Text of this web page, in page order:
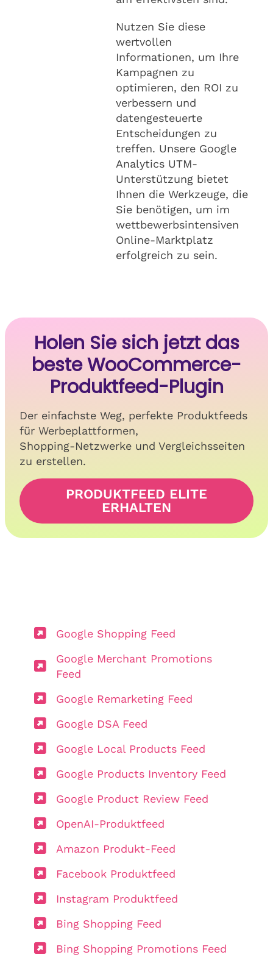
Nutzen Sie diese
wertvollen
Informationen, um Ihre
Kampagnen zu
optimieren, den ROI zu
verbessern und
datengesteuerte
Entscheidungen zu
treffen. Unsere Google
Analytics UTM-
Unterstützung bietet
Ihnen die Werkzeuge, die
Sie benötigen, um im
wettbewerbsintensiven
Online-Marktplatz
erfolgreich zu sein.
Holen Sie sich jetzt das
beste WooCommerce-
Produktfeed-Plugin
Der einfachste Weg, perfekte Produktfeeds
für Werbeplattformen,
Shopping-Netzwerke und Vergleichsseiten
zu erstellen.
PRODUKTFEED ELITE
ERHALTEN
Google Shopping Feed
Google Merchant Promotions
Feed
Google Remarketing Feed
Google DSA Feed
Google Local Products Feed
Google Products Inventory Feed
Google Product Review Feed
OpenAI-Produktfeed
Amazon Produkt-Feed
Facebook Produktfeed
Instagram Produktfeed
Bing Shopping Feed
Bing Shopping Promotions Feed